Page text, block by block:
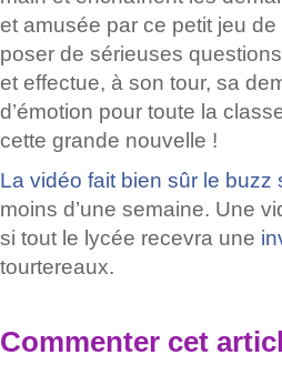
et amusée par ce petit jeu
poser de sérieuses
et effectue, à son tour, sa
d’émotion pour toute la
cette grande nouvelle !
La vidéo fait bien sûr le buzz
moins d’une semaine. Une
si tout le lycée recevra une
tourtereaux.
Commenter cet